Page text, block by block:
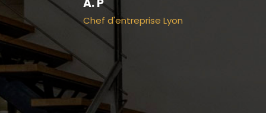
approche tant pragmatique qu’experte
permet souvent de trouver des solutions
dans des situations parfois très complexes.
Par la taille humaine du cabinet, les
associés se distinguent par leur très grande